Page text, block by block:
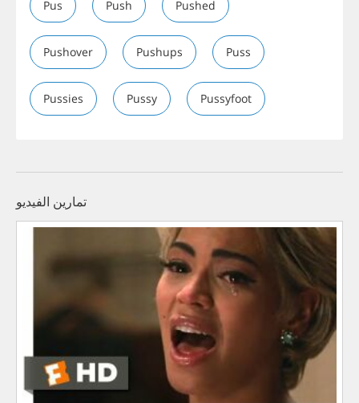
Pus Push Pushed
Pushover Pushups Puss
Pussies Pussy Pussyfoot
تمارين الفيديو